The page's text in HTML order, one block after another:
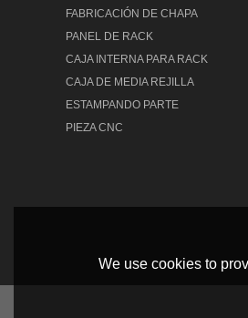
FABRICACIÓN DE CHAPA
PANEL DE RACK
CAJA INTERNA PARA RACK
CAJA DE MEDIA REJILLA
ESTAMPANDO PARTE
PIEZA CNC
We use cookies to